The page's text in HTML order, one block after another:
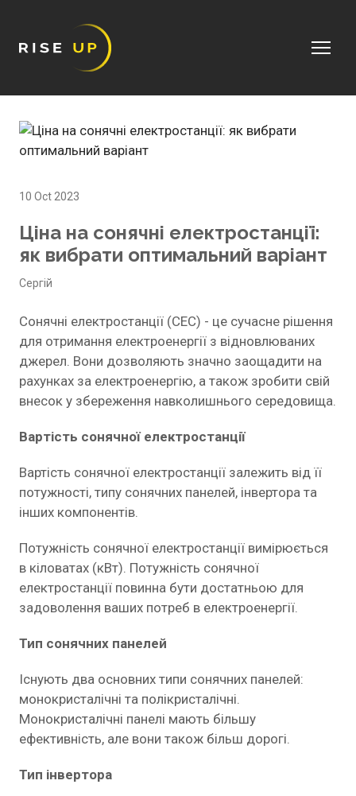
10 Oct 2023
Ціна на сонячні електростанції:
як вибрати оптимальний варіант
Сергій
Сонячні електростанції (СЕС) - це сучасне рішення
для отримання електроенергії з відновлюваних
джерел. Вони дозволяють значно заощадити на
рахунках за електроенергію, а також зробити свій
внесок у збереження навколишнього середовища.
Вартість сонячної електростанції
Вартість сонячної електростанції залежить від її
потужності, типу сонячних панелей, інвертора та
інших компонентів.
Потужність сонячної електростанції вимірюється
в кіловатах (кВт). Потужність сонячної
електростанції повинна бути достатньою для
задоволення ваших потреб в електроенергії.
Тип сонячних панелей
Існують два основних типи сонячних панелей:
монокристалічні та полікристалічні.
Монокристалічні панелі мають більшу
ефективність, але вони також більш дорогі.
Тип інвертора